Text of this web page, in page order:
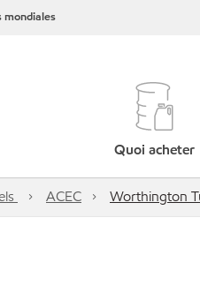
mondiales
Quoi acheter
ACEC Worthington